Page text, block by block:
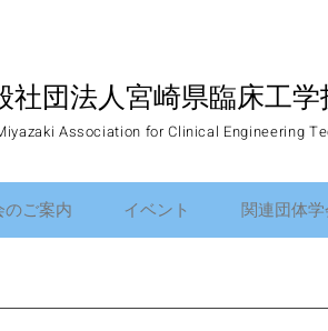
Association for Clinical Engineering
社団法人宮崎県臨床工学
のご案内 イベント 関連団体学